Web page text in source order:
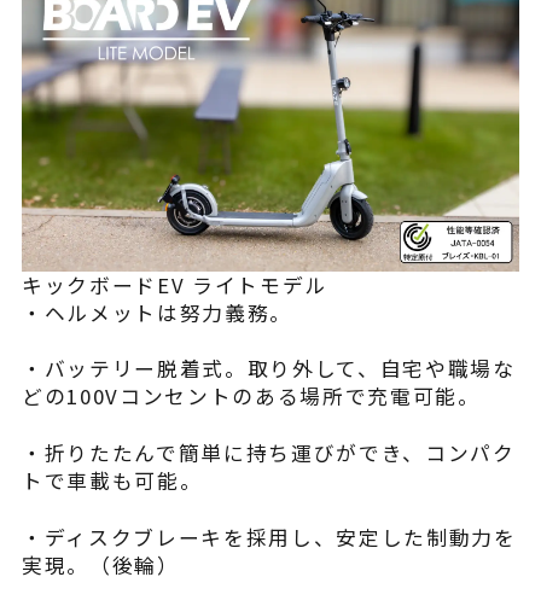
キックボードEV ライトモデル
・ヘルメットは努力義務。
・バッテリー脱着式。取り外して、自宅や職場な
どの100Vコンセントのある場所で充電可能。
・折りたたんで簡単に持ち運びができ、コンパク
トで車載も可能。
・ディスクブレーキを採用し、安定した制動力を
実現。（後輪）